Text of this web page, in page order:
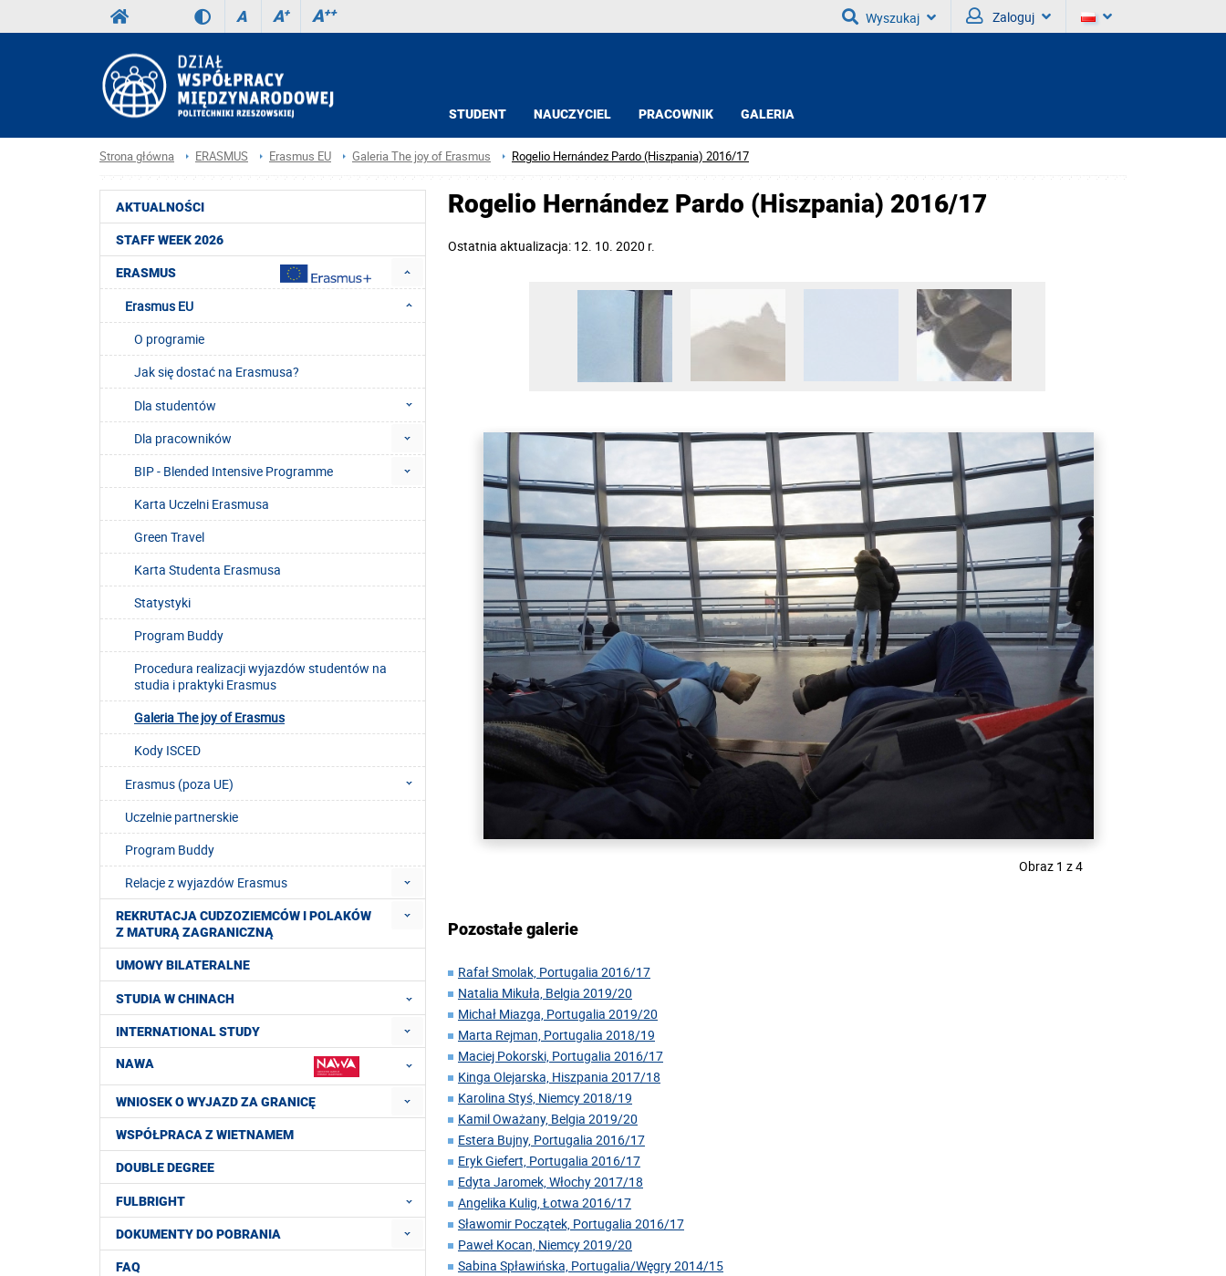
A A+ A++ Wyszukaj Zaloguj
STUDENT NAUCZYCIEL PRACOWNIK GALERIA
Strona główna ERASMUS Erasmus EU Galeria The joy of Erasmus Rogelio Hernández Pardo (Hiszpania) 2016/17
AKTUALNOŚCI
STAFF WEEK 2026
ERASMUS
Erasmus EU
O programie
Jak się dostać na Erasmusa?
Dla studentów
Dla pracowników
BIP - Blended Intensive Programme
Karta Uczelni Erasmusa
Green Travel
Karta Studenta Erasmusa
Statystyki
Program Buddy
Procedura realizacji wyjazdów studentów na
studia i praktyki Erasmus
Galeria The joy of Erasmus
Kody ISCED
Erasmus (poza UE)
Uczelnie partnerskie
Program Buddy
Relacje z wyjazdów Erasmus
REKRUTACJA CUDZOZIEMCÓW I POLAKÓW
Z MATURĄ ZAGRANICZNĄ
UMOWY BILATERALNE
STUDIA W CHINACH
INTERNATIONAL STUDY
NAWA
WNIOSEK O WYJAZD ZA GRANICĘ
WSPÓŁPRACA Z WIETNAMEM
DOUBLE DEGREE
FULBRIGHT
DOKUMENTY DO POBRANIA
FAQ
Rogelio Hernández Pardo (Hiszpania) 2016/17
Ostatnia aktualizacja: 12. 10. 2020 r.
Obraz 1 z 4
Pozostałe galerie
Rafał Smolak, Portugalia 2016/17
Natalia Mikuła, Belgia 2019/20
Michał Miazga, Portugalia 2019/20
Marta Rejman, Portugalia 2018/19
Maciej Pokorski, Portugalia 2016/17
Kinga Olejarska, Hiszpania 2017/18
Karolina Styś, Niemcy 2018/19
Kamil Oważany, Belgia 2019/20
Estera Bujny, Portugalia 2016/17
Eryk Giefert, Portugalia 2016/17
Edyta Jaromek, Włochy 2017/18
Angelika Kulig, Łotwa 2016/17
Sławomir Początek, Portugalia 2016/17
Paweł Kocan, Niemcy 2019/20
Sabina Spławińska, Portugalia/Węgry 2014/15